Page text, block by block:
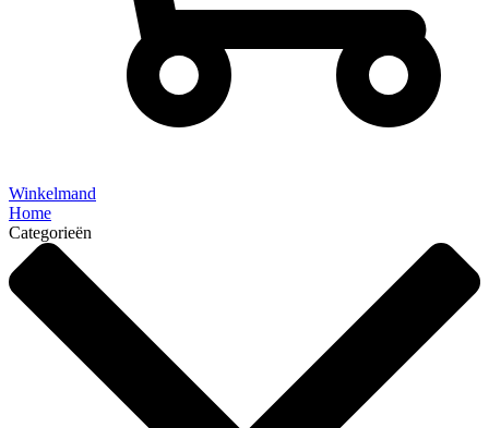
Winkelmand
Home
Categorieën